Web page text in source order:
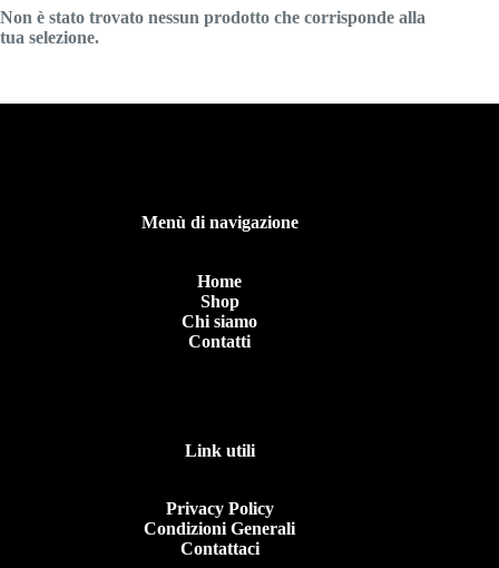
Non è stato trovato nessun prodotto che corrisponde alla
tua selezione.
Menù di navigazione
Home
Shop
Chi siamo
Contatti
Link utili
Privacy Policy
Condizioni Generali
Contattaci